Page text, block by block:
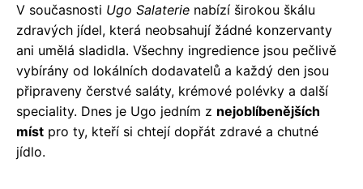
V současnosti Ugo Salaterie nabízí širokou škálu
zdravých jídel, která neobsahují žádné konzervanty
ani umělá sladidla. Všechny ingredience jsou pečlivě
vybírány od lokálních dodavatelů a každý den jsou
připraveny čerstvé saláty, krémové polévky a další
speciality. Dnes je Ugo jedním z nejoblíbenějších
míst pro ty, kteří si chtejí dopřát zdravé a chutné
jídlo.